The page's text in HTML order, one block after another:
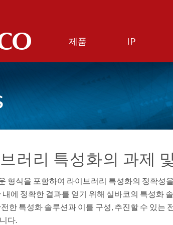
제품 IP
러리 특성화의 과제
형식을 포함하여 라이브러리 특성화의 정확성
에 정확한 결과를 얻기 위해 실바코의 특성화
한 특성화 솔루션과 이를 구성, 추진할 수 있는
다.